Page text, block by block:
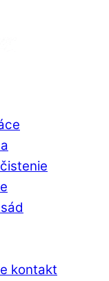
kontakt